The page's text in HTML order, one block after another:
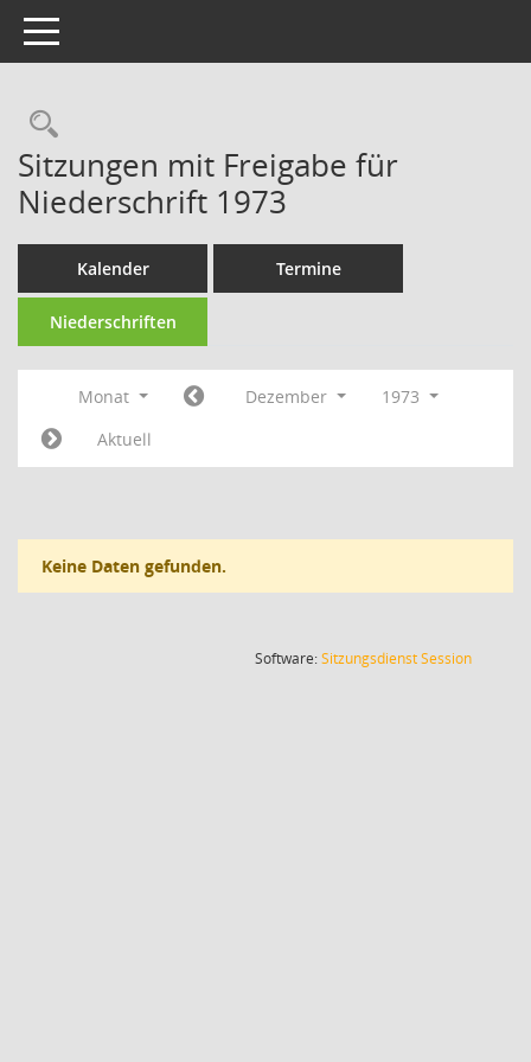
Toggle navigation
Rechercheauswahl
Sitzungen mit Freigabe für
Niederschrift 1973
Kalender Termine
Niederschriften
Monat Dezember
1973
Aktuell
Keine Daten gefunden.
Software:SitzungsdienstSession(Wird in